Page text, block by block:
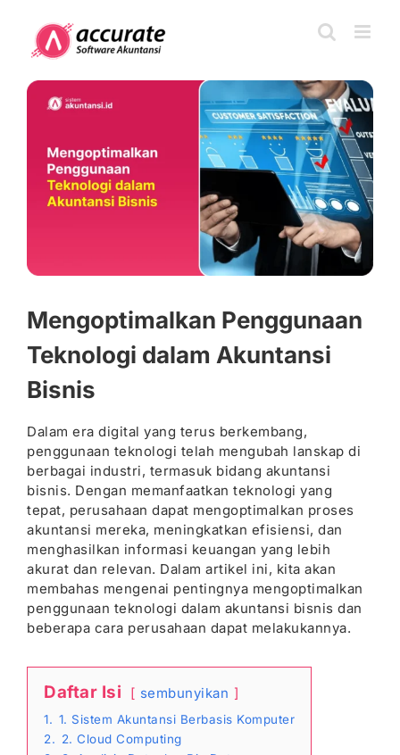
content
View
Larger
Mengoptimalkan Penggunaan
Teknologi dalam Akuntansi
Bisnis
Dalam era digital yang terus berkembang,
penggunaan teknologi telah mengubah lanskap di
berbagai industri, termasuk bidang akuntansi
bisnis. Dengan memanfaatkan teknologi yang
tepat, perusahaan dapat mengoptimalkan proses
akuntansi mereka, meningkatkan efisiensi, dan
menghasilkan informasi keuangan yang lebih
akurat dan relevan. Dalam artikel ini, kita akan
membahas mengenai pentingnya mengoptimalkan
penggunaan teknologi dalam akuntansi bisnis dan
beberapa cara perusahaan dapat melakukannya.
Daftar Isi sembunyikan
1. 1. Sistem Akuntansi Berbasis Komputer
2. 2. Cloud Computing